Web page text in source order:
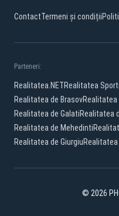
ContactTermeni și condiții
Parteneri:
Realitatea.NETRealitatea
Realitatea de BrasovRealitatea
Realitatea de GalatiRealitatea
Realitatea de Mehedinti
Realitatea de Giurgiu
© 2026